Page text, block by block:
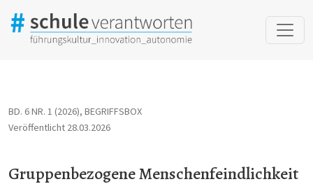
BD. 6 NR. 1 (2026), BEGRIFFSBOX
Gruppenbezogene Menschenfeindlichkeit
Veröffentlicht 28.03.2026